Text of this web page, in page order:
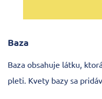
Baza
Baza obsahuje látku,
pleti. Kvety bazy sa